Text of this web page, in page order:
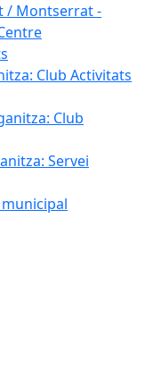
/ Montserrat -
Club Activitats
Club
Servei